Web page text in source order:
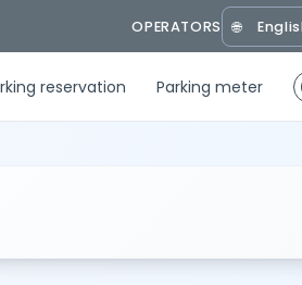
OPERATORS 🌐
reservation Parking meter